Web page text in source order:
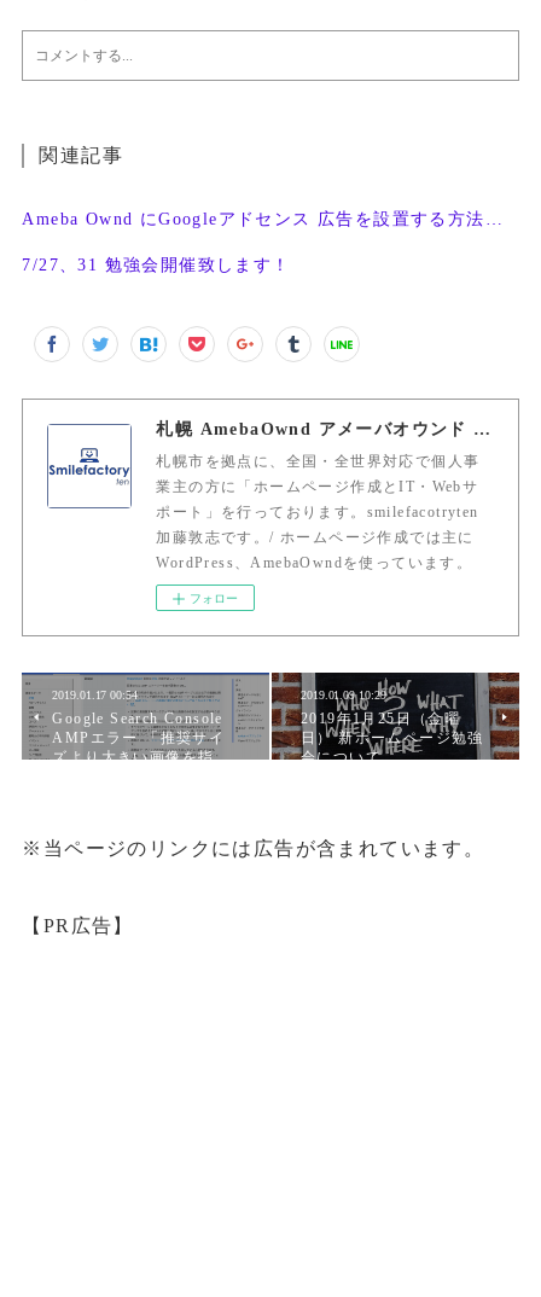
関連記事
Ameba Ownd にGoogleアドセンス 広告を設置する方法・条件
7/27、31 勉強会開催致します！
札幌 AmebaOwnd アメーバオウンド 加藤敦志
札幌市を拠点に、全国・全世界対応で個人事
業主の方に「ホームページ作成とIT・Webサ
ポート」を行っております。smilefacotryten
加藤敦志です。/ ホームページ作成では主に
WordPress、AmebaOwndを使っています。
フォロー
2019.01.17 00:54
Google Search Console
AMPエラー 「推奨サイ
ズより大きい画像を指…
2019.01.09 10:29
2019年1月25日（金曜
日） 新ホームページ勉強
会について
※当ページのリンクには広告が含まれています。
【PR広告】